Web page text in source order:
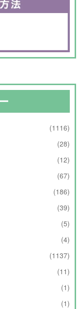
(1116)
(28)
(12)
(67)
(186)
(39)
(5)
(4)
(1137)
(11)
(1)
(1)